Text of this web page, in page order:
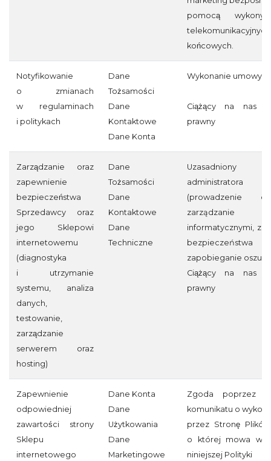
pomocą
końcowych.
Notyfikowanie
o zmianach
w regulaminach
i politykach
Dane
Tożsamości
Dane
Kontaktowe
Dane Konta
Wykonanie umowy
Ciążący na nas
prawny
Zarządzanie oraz
zapewnienie
bezpieczeństwa
Sprzedawcy oraz
jego Sklepowi
internetowemu
(diagnostyka
i utrzymanie
systemu, analiza
danych,
testowanie,
zarządzanie
serwerem oraz
hosting)
Dane
Tożsamości
Dane
Kontaktowe
Dane
Techniczne
Uzasadniony
administratora
(prowadzenie
zarządzanie
informatycznymi,
zapobieganie
Ciążący na nas
prawny
Zapewnienie
odpowiedniej
zawartości strony
Sklepu
internetowego
Dane Konta
Dane
Użytkowania
Dane
Marketingowe
Zgoda poprzez
komunikatu o
przez Stronę
o której mowa w
niniejszej Polityki